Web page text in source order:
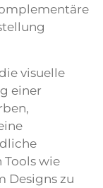
visuelle
einer
Tools wie
Designs zu